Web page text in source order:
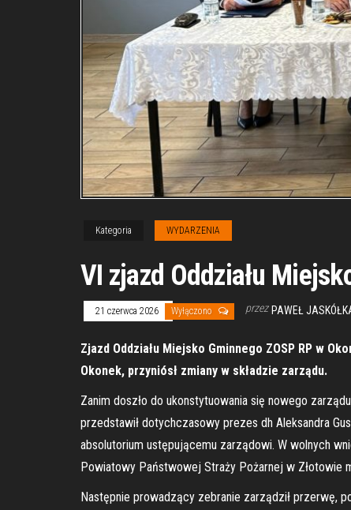
Kategoria WYDARZENIA
VI zjazd Oddziału
21 czerwca 2026 Wyłączono przez PAWEŁ
Zjazd Oddziału Miejsko Gminnego ZOSP RP w
Okonek, przyniósł zmiany w składzie zarządu.
Zanim doszło do ukonstytuowania się nowego
przedstawił dotychczasowy prezes dh Aleksandra
absolutorium ustępującemu zarządowi. W wolnych
Powiatowy Państwowej Straży Pożarnej w Złotowie
Następnie prowadzący zebranie zarządził przerwę,